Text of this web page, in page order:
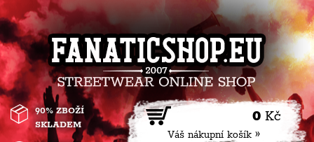
0 Kč
Váš nákupní košík »
90% ZBOŽÍ
SKLADEM